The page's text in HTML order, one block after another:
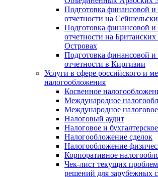
Подготовка финансовой и
отчетности на
Подготовка финансовой и
отчетности на
Островах
Подготовка финансовой и
отчетности в Киргизии
Услуги в сфере российского и
налогообложения
Косвенное
Международное
Международное
Налоговый аудит
Налоговое и
Налогообложение сделок
Налогообложение
Корпоративное
Чек-лист текущих
решений для зарубежных